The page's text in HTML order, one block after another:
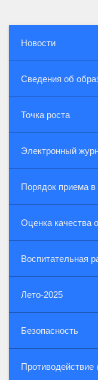
Новости
Сведения об
Точка роста
Электронный
Порядок приема
Оценка качества
Воспитательная
Лето-2025
Безопасность
Противодействие